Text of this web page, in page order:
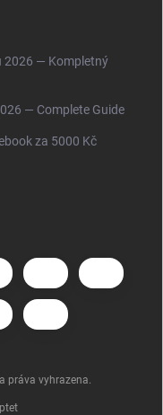
2026 — Kompletný
— Complete Guide
za 5000 Kč
práva vyhrazena.